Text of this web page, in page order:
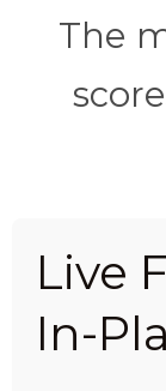
The
Live
In-